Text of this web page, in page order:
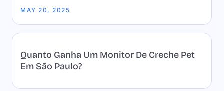
MAY 20, 2025
Quanto Ganha Um Monitor De Creche Pet
Em São Paulo?